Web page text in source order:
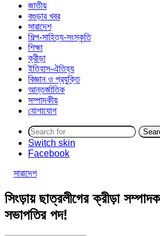
জাতীয়
বগুড়ার খবর
সারাদেশ
শিল্প-সাহিত্য-সংস্কৃতি
শিক্ষা
ক্রীড়া
ইতিহাস-ঐতিহ্য
বিজ্ঞান ও প্রযুক্তি
আন্তর্জাতিক
সম্পাদকীয়
যোগাযোগ
Switch skin
Facebook
সারাদেশ
সিংড়ায় ছাত্রলীগের ক্রীড়া
সভাপতির পদ!